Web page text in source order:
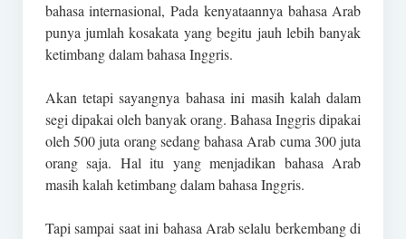
bahasa internasional, Pada kenyataannya bahasa Arab
punya jumlah kosakata yang begitu jauh lebih banyak
ketimbang dalam bahasa Inggris.
Akan tetapi sayangnya bahasa ini masih kalah dalam
segi dipakai oleh banyak orang. Bahasa Inggris dipakai
oleh 500 juta orang sedang bahasa Arab cuma 300 juta
orang saja. Hal itu yang menjadikan bahasa Arab
masih kalah ketimbang dalam bahasa Inggris.
Tapi sampai saat ini bahasa Arab selalu berkembang di